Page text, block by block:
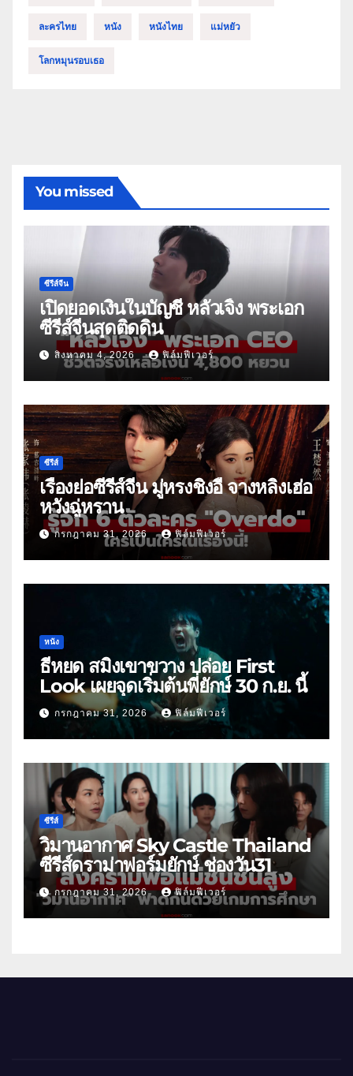
ละครไทย หนัง หนังไทย แม่หยัว
โลกหมุนรอบเธอ
You missed
ซีรีส์จีน
เปิดยอดเงินในบัญชี หลัวเจิ้ง พระเอก
ซีรีส์จีนสุดติดดิน
สิงหาคม 4, 2026 ฟิล์มฟีเวอร์
ซีรีส์
เรื่องย่อซีรีส์จีน มู่หรงชิงอี้ จางหลิงเฮ่อ
หวังฉู่หราน
กรกฎาคม 31, 2026 ฟิล์มฟีเวอร์
หนัง
ธี่หยด สมิงเขาขวาง ปล่อย First
Look เผยจุดเริ่มต้นพี่ยักษ์ 30 ก.ย. นี้
กรกฎาคม 31, 2026 ฟิล์มฟีเวอร์
ซีรีส์
วิมานอากาศ Sky Castle Thailand
ซีรีส์ดราม่าฟอร์มยักษ์ ช่องวัน31
กรกฎาคม 31, 2026 ฟิล์มฟีเวอร์